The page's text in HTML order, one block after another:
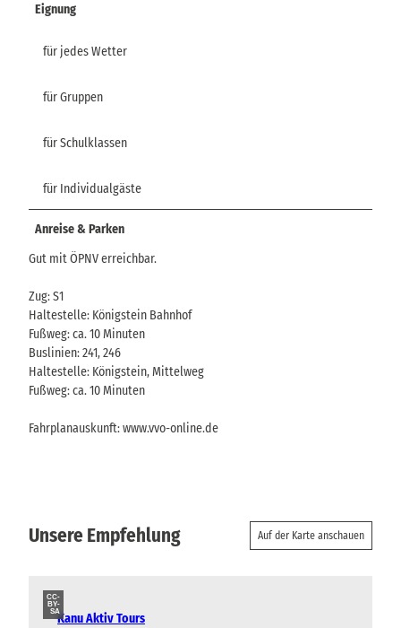
Eignung
für jedes Wetter
für Gruppen
für Schulklassen
für Individualgäste
Anreise & Parken
Gut mit ÖPNV erreichbar.
Zug: S1
Haltestelle: Königstein Bahnhof
Fußweg: ca. 10 Minuten
Buslinien: 241, 246
Haltestelle: Königstein, Mittelweg
Fußweg: ca. 10 Minuten
Fahrplanauskunft: www.vvo-online.de
Unsere Empfehlung Auf der Karte anschauen
CC-
BY-
SAKanu Aktiv Tours